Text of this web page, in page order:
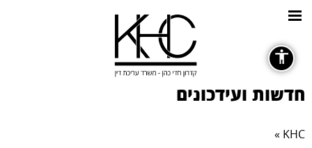
כללי
חדשות ועידכונים
KHC
»